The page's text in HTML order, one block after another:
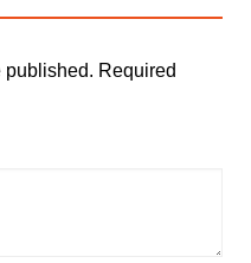
published. Required